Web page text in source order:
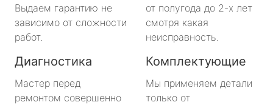
Выдаем гарантию не
зависимо от сложности
работ.
от полугода до 2-х лет
смотря какая
неисправность.
Диагностика
Мастер перед
ремонтом совершенно
Комплектующие
Мы применяем детали
только от